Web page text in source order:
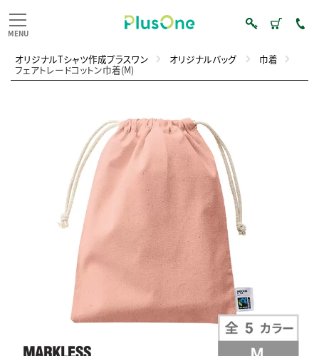
オリジナルTシャツ作成プラスワン オリジナルバッグ 巾着
フェアトレードコットン巾着(M)